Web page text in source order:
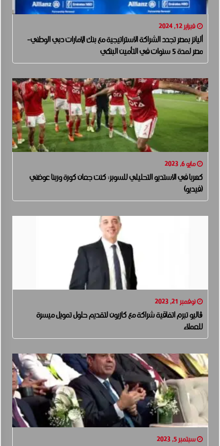
فبراير 12, 2024
أليانز بمصر تجدد الشراكة الاستراتيجية مع بنك الإمارات دبي الوطني-
مصر لمدة 5 سنوات في التأمين البنكي
مايو 6, 2023
كهربا في الاستديو التحليلي للسوبر: كنت جعان كورة وربنا عوضني
(فيديو)
نوفمبر 21, 2023
ڤاليو تبرم اتفاقية شراكة مع كازيون لتقديم حلول تمويل ميسرة
للعملاء
سبتمبر 5, 2023